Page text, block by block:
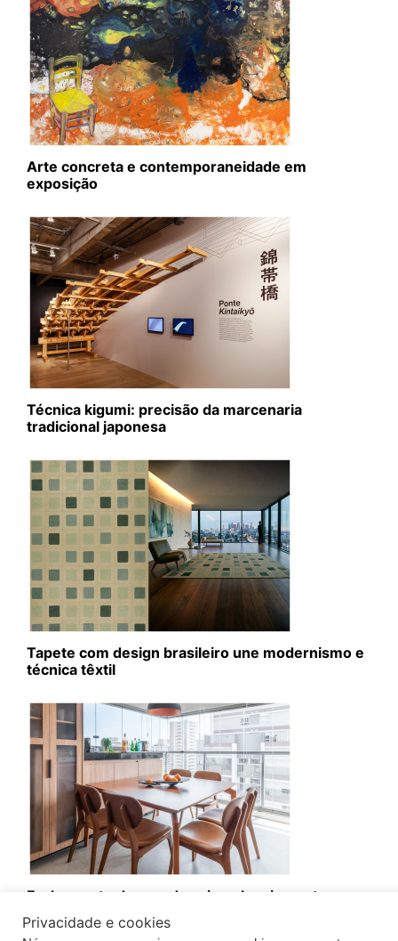
Arte concreta e contemporaneidade em
exposição
Técnica kigumi: precisão da marcenaria
tradicional japonesa
Tapete com design brasileiro une modernismo e
técnica têxtil
Fechamento de sacada exige planejamento
técnico e aprovação condominial
Privacidade e cookies